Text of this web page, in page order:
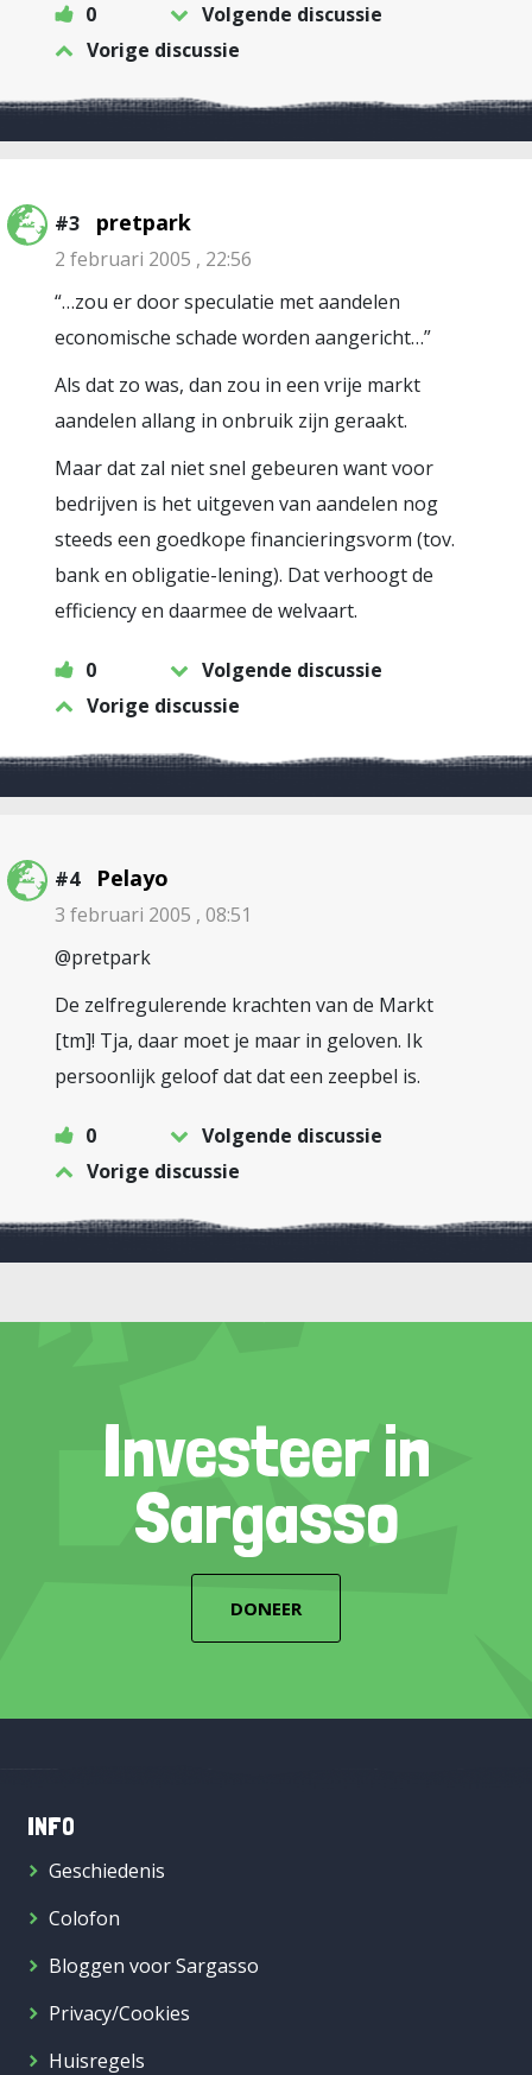
0
Volgende discussie
Vorige discussie
#3 pretpark
2 februari 2005 , 22:56
“…zou er door speculatie met aandelen
economische schade worden aangericht…”
Als dat zo was, dan zou in een vrije markt
aandelen allang in onbruik zijn geraakt.
Maar dat zal niet snel gebeuren want voor
bedrijven is het uitgeven van aandelen nog
steeds een goedkope financieringsvorm (tov.
bank en obligatie-lening). Dat verhoogt de
efficiency en daarmee de welvaart.
0
Volgende discussie
Vorige discussie
#4 Pelayo
3 februari 2005 , 08:51
@pretpark
De zelfregulerende krachten van de Markt
[tm]! Tja, daar moet je maar in geloven. Ik
persoonlijk geloof dat dat een zeepbel is.
0
Volgende discussie
Vorige discussie
Investeer in
Sargasso
DONEER
INFO
Geschiedenis
Colofon
Bloggen voor Sargasso
Privacy/Cookies
Huisregels